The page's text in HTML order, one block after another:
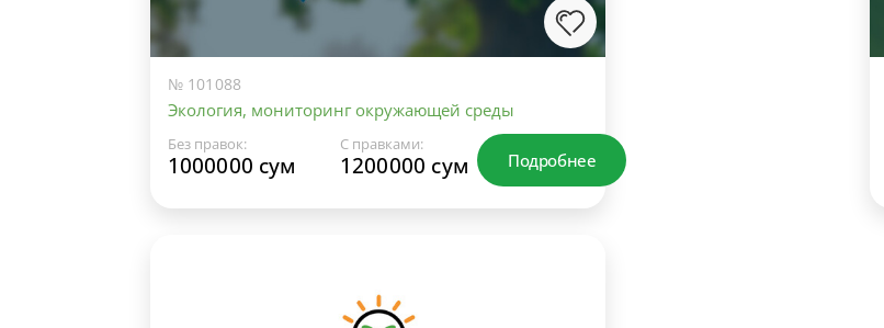
№ 101088
Экология, мониторинг окружающей среды
Без правок:
1000000 сум
С правками:
1200000 сум Подробнее